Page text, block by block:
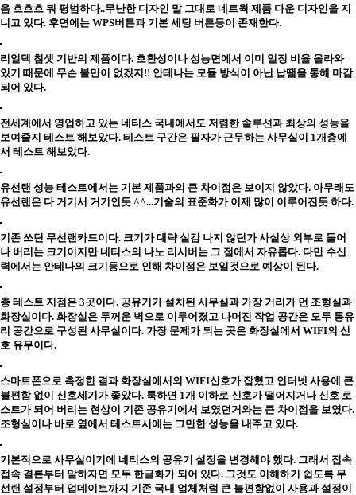
음 흐흐흐 뭐 평범하다..무난한 디자인 말 그대로 네트웍 제품 다운 디자인을 지
니고 있다. 후면에는 WPS버튼과 기본 세팅 버튼등이 존재한다.
리얼텍 칩셋 기반의 제품이다. 호환성이나 성능면에서 이미 일정 비율 올라와
있기 때문에 무슨 불만이 없겠지!! 안테나는 모듈 방식이 아닌 납땜을 통해 마감
되어 있다.
전세계에서 영업하고 있는 네티스 국내에서도 저렴한 솔루션과 최상의 성능을
보여줄지 테스트 해보았다. 테스트 구간은 필자가 근무하는 사무실이 1개층에
서 테스트 해보았다.
유선랜 성능 테스트에서는 기본 제품과의 큰 차이점은 보이지 않았다. 아무래도
유선랜은 다 거기서 거기인듯 ^^...기술의 표준화가 이제 많이 이루어진듯 하다.
기존 쓰던 무선랜카드이다. 크기가 대략 실감 나지 않던가 사실상 외부로 들어
나 버리는 크기이지만 네티스의 나노 리시버는 그 점에서 자유롭다. 다만 수신
력에서는 안테나의 크기등으로 인해 차이점은 보일것으로 예상이 된다.
총 테스트 지점은 3곳이다. 공유기가 설치된 사무실과 가장 거리가 먼 조형실과
화장실이다. 화장실은 두꺼운 벽으로 이루어졌고 나머진 작업 공간은 모두 통유
리 공간으로 구성된 사무실이다. 가장 문제가 되는 곳은 화장실에서 WIFI의 신
호 유무이다.
스마트폰으로 측정한 결과 화장실에서의 WIFI신호가 잡혔고 인터넷 사용에 큰
불편함 없이 신호세기가 좋았다. 툭하면 1개 이하로 신호가 떨어지거나 신호 로
스트가 되어 버리는 현상이 기존 공유기에서 보였던거와는 큰 차이점을 보였다.
조형실이나 바로 옆에서 테스트시에는 그만한 성능을 내주고 있다.
기본적으로 사무실이기에 네티스의 공유기 설정을 변경해야 했다. 그래서 접속
접속 결론부터 말하자면 모두 한글화가 되어 있다. 그것도 이해하기 쉽도록 무
선랜 설정부터 업데이트까지 기존 국내 업체처럼 큰 불편함없이 사용과 설정이